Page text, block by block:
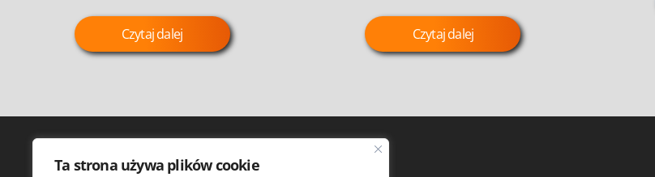
Ta strona używa plików cookie
Czytaj dalej Czytaj dalej